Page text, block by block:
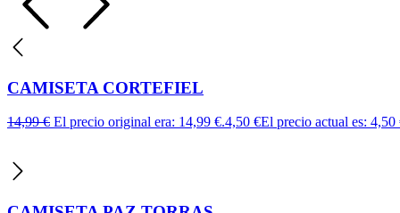
CAMISETA CORTEFIEL
14,99€ El precio original era: 14,99 €.4,50 €El precio actual es: 4,50